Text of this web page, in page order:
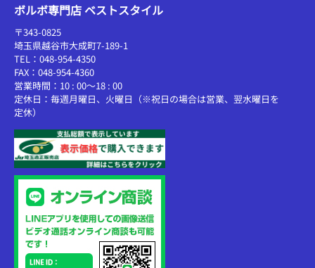
ボルボ専門店 ベストスタイル
〒343-0825
埼玉県越谷市大成町7-189-1
TEL：048-954-4350
FAX：048-954-4360
営業時間：10 : 00～18 : 00
定休日：毎週月曜日、火曜日（※祝日の場合は営業、翌水曜日を
定休）